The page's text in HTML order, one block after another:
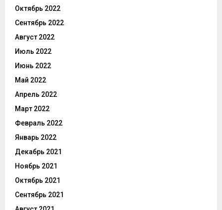
Октябрь 2022
Сентябрь 2022
Август 2022
Июль 2022
Июнь 2022
Май 2022
Апрель 2022
Март 2022
Февраль 2022
Январь 2022
Декабрь 2021
Ноябрь 2021
Октябрь 2021
Сентябрь 2021